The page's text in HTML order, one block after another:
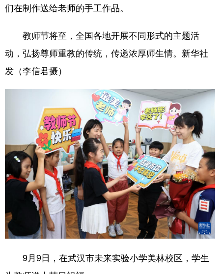
们在制作送给老师的手工作品。
教师节将至，全国各地开展不同形式的主题活
动，弘扬尊师重教的传统，传递浓厚师生情。新华社
发（李信君摄）
9月9日，在武汉市未来实验小学美林校区，学生